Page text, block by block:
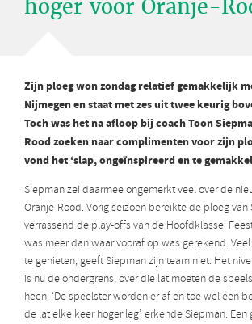
hoger voor Oranje-
Zijn ploeg won zondag relatief gemakkelijk
Nijmegen en staat met zes uit twee keurig
Toch was het na afloop bij coach Toon
Rood zoeken naar complimenten voor zijn
vond het ‘slap, ongeïnspireerd en te
Siepman zei daarmee ongemerkt veel over de
Oranje-Rood. Vorig seizoen bereikte de ploeg van
verrassend de play-offs van de Hoofdklasse.
was meer dan waar vooraf op was gerekend.
te genieten, geeft Siepman zijn team niet. Het
is nu de ondergrens, over die lat moeten de
heen. ‘De speelster worden er af en toe wel een
de lat elke keer hoger leg’, erkende Siepman.